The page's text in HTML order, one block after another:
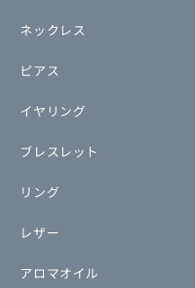
ネックレス
ピアス
イヤリング
ブレスレット
リング
レザー
アロマオイル